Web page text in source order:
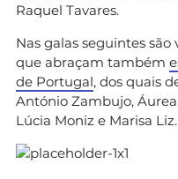
Raquel Tavares.
Nas galas seguintes
que abraçam também
de Portugal, dos quais
António Zambujo,
Lúcia Moniz e Marisa Liz.